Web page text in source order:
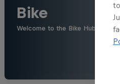
Bike
Welcome to the Bike Hub,